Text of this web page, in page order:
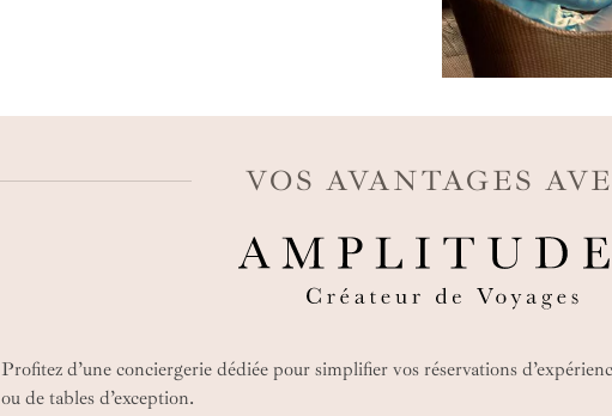
VOS AVANTAGES
Profitez d’une conciergerie dédiée pour simplifier vos réservations
ou de tables d’exception.